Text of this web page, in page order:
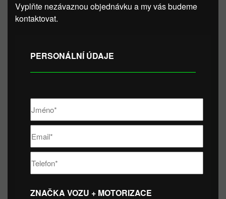
Vyplňte nezávaznou objednávku a my vás budeme
kontaktovat.
PERSONÁLNÍ ÚDAJE
ZNAČKA VOZU + MOTORIZACE